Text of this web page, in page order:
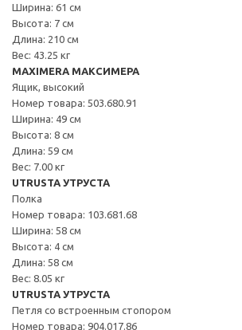
Ширина: 61 см
Высота: 7 см
Длина: 210 см
Вес: 43.25 кг
MAXIMERA МАКСИМЕРА
Ящик, высокий
Номер товара: 503.680.91
Ширина: 49 см
Высота: 8 см
Длина: 59 см
Вес: 7.00 кг
UTRUSTA УТРУСТА
Полка
Номер товара: 103.681.68
Ширина: 58 см
Высота: 4 см
Длина: 58 см
Вес: 8.05 кг
UTRUSTA УТРУСТА
Петля со встроенным стопором
Номер товара: 904.017.86